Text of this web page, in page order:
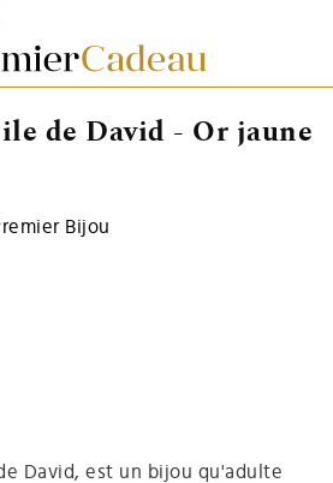
de David - Or jaune
Bijou
David, est un bijou qu'adulte